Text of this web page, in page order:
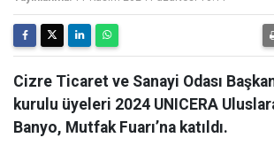
Cizre Ticaret ve Sanayi Odası
kurulu üyeleri 2024 UNICERA
Banyo, Mutfak Fuarı’na katıldı.